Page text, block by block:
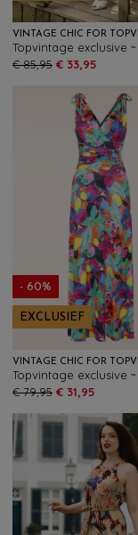
€ 85,95 € 33,95
- 60%
EXCLUSIEF
€ 79,95 € 31,95